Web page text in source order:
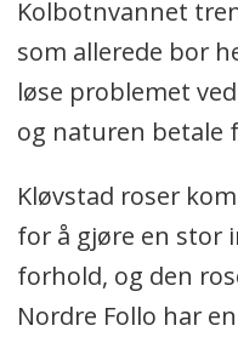
Kolbotnvannet
som allerede bor
løse problemet
og naturen betale
Kløvstad roser
for å gjøre en stor
forhold, og den
Nordre Follo har